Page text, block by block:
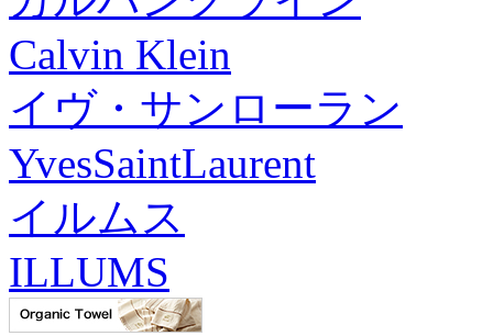
Calvin Klein
イヴ・サンローラン
YvesSaintLaurent
イルムス
ILLUMS